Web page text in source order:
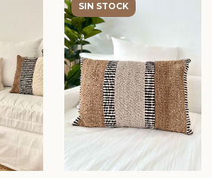
SIN STOCK